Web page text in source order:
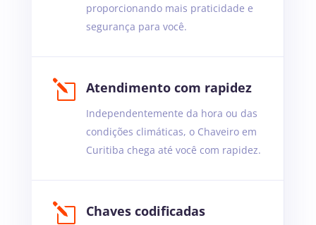
proporcionando mais praticidade e
segurança para você.
l Atendimento com rapidez
Independentemente da hora ou das
condições climáticas, o Chaveiro em
Curitiba chega até você com rapidez.
l Chaves codificadas